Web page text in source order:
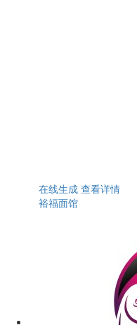
在线生成 查看详情
裕福面馆